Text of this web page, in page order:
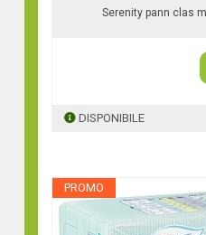
Serenity pann clas
DISPONIBILE
PROMO